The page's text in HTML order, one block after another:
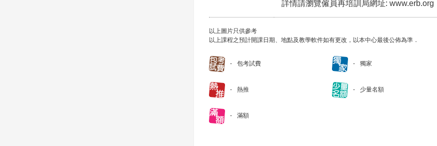
詳情請瀏覽僱員再培訓局網址: www.erb.org
以上圖片只供參考
以上課程之預計開課日期、地點及教學軟件如有更改，以本中心最後公佈為準．
包考試費 獨家
熱推 少量名額
滿額